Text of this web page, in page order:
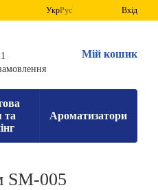
УкрРус Вхід
Мій кошик
та
Ароматизатори
SM-005